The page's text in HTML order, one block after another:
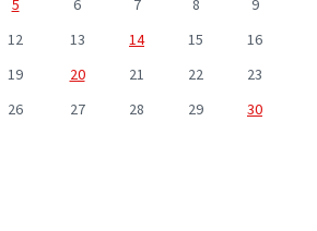
5 6 7 8
9
12 13 14 15
16
19 20 21 22
23
26 27 28 29 30